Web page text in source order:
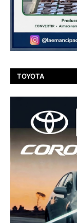
TOYOTA